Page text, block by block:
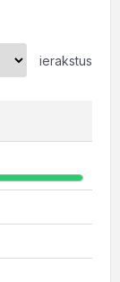
ierakstus